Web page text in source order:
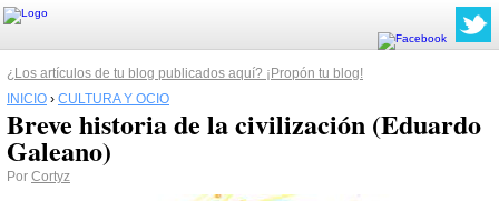
¿Los artículos de tu blog publicados aquí? ¡Propón tu blog!
INICIO › CULTURA Y OCIO
Breve historia de la civilización (Eduardo
Galeano)
Por Cortyz